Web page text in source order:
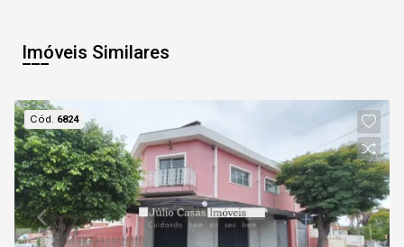
Imóveis Similares
Cód. 6824